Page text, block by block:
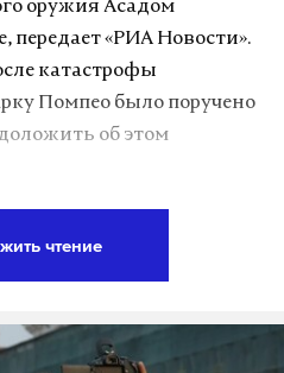
товаров, Евросоюз на
оружия Асадом
передает «РИА Новости».
катастрофы
Помпео было поручено
об этом
доказательства.
уверены в этом», —
чтение